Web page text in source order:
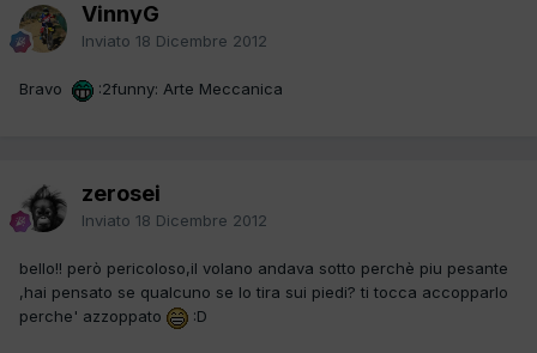
VinnyG
Inviato 18 Dicembre 2012
Bravo :2funny: Arte Meccanica
zerosei
Inviato 18 Dicembre 2012
bello!! però pericoloso,il volano andava sotto perchè piu pesante
,hai pensato se qualcuno se lo tira sui piedi? ti tocca accopparlo
perche' azzoppato
:D